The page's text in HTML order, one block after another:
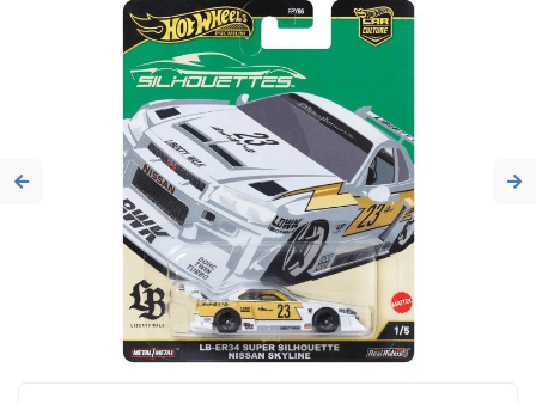
Previous